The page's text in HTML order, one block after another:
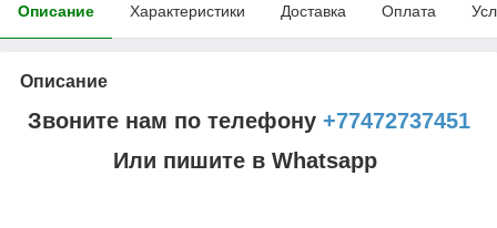
Описание Характеристики Доставка Оплата
Описание
Звоните нам по телефону +77472737451
Или пишите в Whatsapp